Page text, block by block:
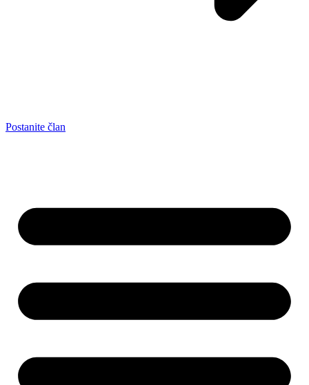
Postanite član